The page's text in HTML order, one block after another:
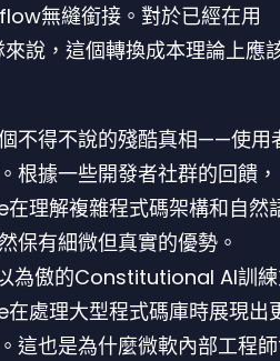
無縫銜接。對於已經在用
說，這個轉換成本理論上應
不得不說的殘酷真相——使用
根據一些開發者社群的回饋，
理解複雜程式碼架構和自然
保有細微但真實的優勢。
為傲的Constitutional AI訓
處理大型程式碼庫時展現出
這也是為什麼微軟內部工程